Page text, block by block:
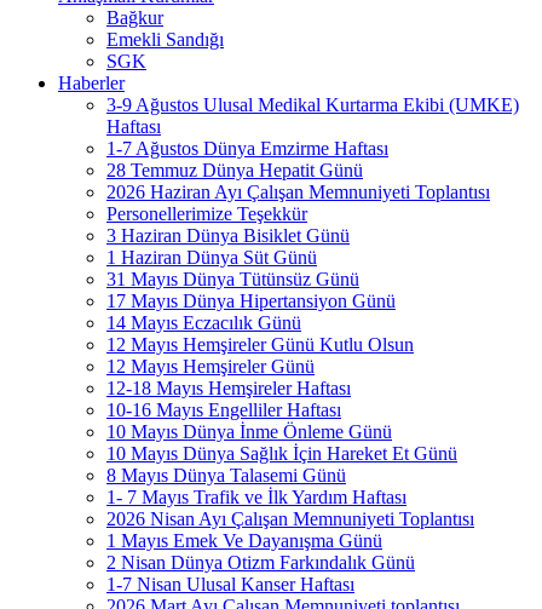
Bağkur
Emekli Sandığı
SGK
Haberler
3-9 Ağustos Ulusal Medikal Kurtarma Ekibi (UMKE)
Haftası
1-7 Ağustos Dünya Emzirme Haftası
28 Temmuz Dünya Hepatit Günü
2026 Haziran Ayı Çalışan Memnuniyeti Toplantısı
Personellerimize Teşekkür
3 Haziran Dünya Bisiklet Günü
1 Haziran Dünya Süt Günü
31 Mayıs Dünya Tütünsüz Günü
17 Mayıs Dünya Hipertansiyon Günü
14 Mayıs Eczacılık Günü
12 Mayıs Hemşireler Günü Kutlu Olsun
12 Mayıs Hemşireler Günü
12-18 Mayıs Hemşireler Haftası
10-16 Mayıs Engelliler Haftası
10 Mayıs Dünya İnme Önleme Günü
10 Mayıs Dünya Sağlık İçin Hareket Et Günü
8 Mayıs Dünya Talasemi Günü
1- 7 Mayıs Trafik ve İlk Yardım Haftası
2026 Nisan Ayı Çalışan Memnuniyeti Toplantısı
1 Mayıs Emek Ve Dayanışma Günü
2 Nisan Dünya Otizm Farkındalık Günü
1-7 Nisan Ulusal Kanser Haftası